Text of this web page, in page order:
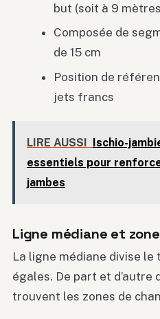
but (soit à 9
Composée de
de 15 cm
Position de
jets francs
LIRE AUSSI
Ischio-
essentiels pour
jambes
Ligne médiane et
La ligne médiane divise
égales. De part et d’autre
trouvent les zones de